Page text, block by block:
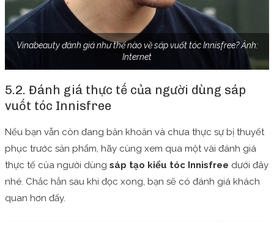
Vinabeauty đánh giá như thế nào về sáp vuốt tóc Innisfree? Ảnh:
Internet
5.2. Đánh giá thực tế của người dùng sáp
vuốt tóc Innisfree
Nếu bạn vẫn còn đang băn khoăn và chưa thực sự bị thuyết
phục trước sản phẩm, hãy cùng xem qua một vài đánh giá
thực tế của người dùng sáp tạo kiểu tóc Innisfree dưới đây
nhé. Chắc hẳn sau khi đọc xong, bạn sẽ có đánh giá khách
quan hơn đấy.